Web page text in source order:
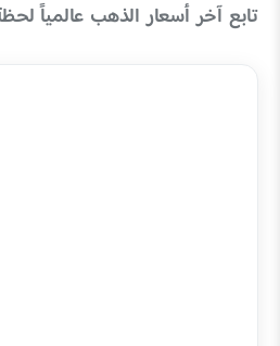
تابع آخر أسعار الذهب عالمياً